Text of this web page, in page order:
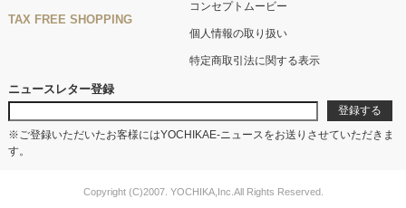
TAX FREE SHOPPING
コンセプトムービー
個人情報の取り扱い
特定商取引法に関する表示
ニュースレター登録
※ご登録いただいたお客様にはYOCHIKAE-ニュースをお送りさせていただきま
す。
Copyright (C)2007. YOCHIKA,Inc.All Rights Reserved.